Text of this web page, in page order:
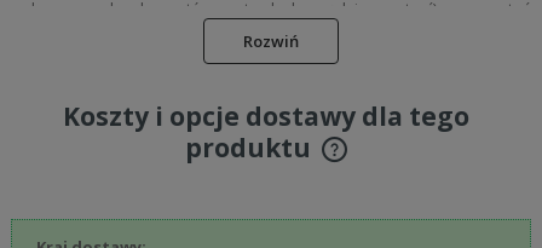
poluzowanych elementów, ostrych krawędzi, przetarć) zaprzestać
Dobór rozmiaru: Dobierać odzież damską w odpowiednim rozmiarze,
Unikać zbyt ciasnych produktów, które mogą powodować ucisk lub
minimalizujących ryzyko podrażnień. Elementy metalowe, napy i guziki
Rozwiń
Koszty i opcje dostawy dla tego
produktu
Cena nie zawiera ewentualnych kosztów płatności